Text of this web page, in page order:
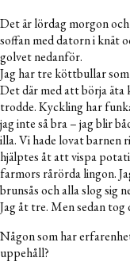
Det är lördag morgon
soffan med datorn i knät
golvet nedanför.
Jag har tre köttbullar
Det där med att börja äta
trodde. Kyckling har
jag inte så bra – jag blir
illa. Vi hade lovat barnen
hjälptes åt att vispa
farmors rårörda lingon.
brunsås och alla slog sig
Jag åt tre. Men sedan
Någon som har
uppehåll?